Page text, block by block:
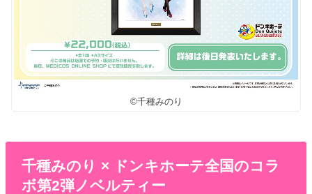
©千種みのり
千種みのり × ドンキホーテ全国のコラ
ボ第2弾ノベルティー